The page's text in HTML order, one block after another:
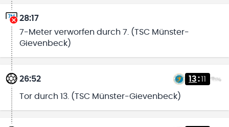
28:17
7-Meter verworfen durch 7. (TSC Münster-
Gievenbeck)
26:52 13:11
Tor durch 13. (TSC Münster-Gievenbeck)